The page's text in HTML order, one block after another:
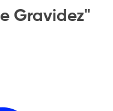
Gravidez"